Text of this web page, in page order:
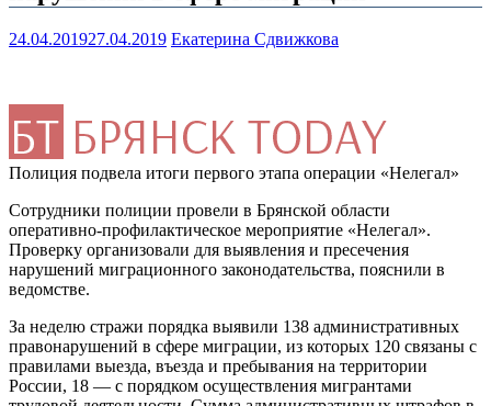
24.04.201927.04.2019 Екатерина Сдвижкова
Полиция подвела итоги первого этапа операции «Нелегал»
Сотрудники полиции провели в Брянской области
оперативно-профилактическое мероприятие «Нелегал».
Проверку организовали для выявления и пресечения
нарушений миграционного законодательства, пояснили в
ведомстве.
За неделю стражи порядка выявили 138 административных
правонарушений в сфере миграции, из которых 120 связаны с
правилами выезда, въезда и пребывания на территории
России, 18 — с порядком осуществления мигрантами